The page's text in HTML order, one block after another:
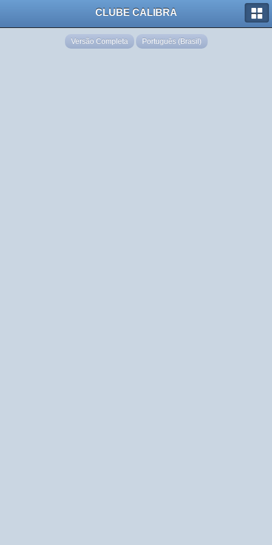
CLUBE CALIBRA
Versão Completa Português (Brasil)